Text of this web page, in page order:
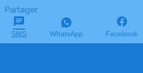
Partager
SMS WhatsApp Facebook